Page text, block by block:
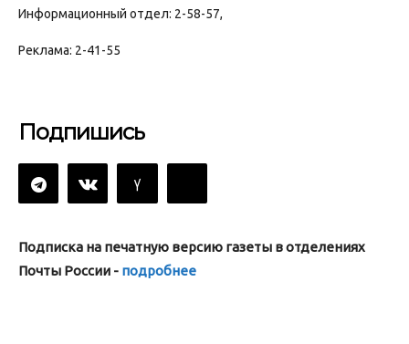
Информационный отдел: 2-58-57,
Реклама: 2-41-55
Подпишись
Подписка на печатную версию газеты в отделениях
Почты России - подробнее